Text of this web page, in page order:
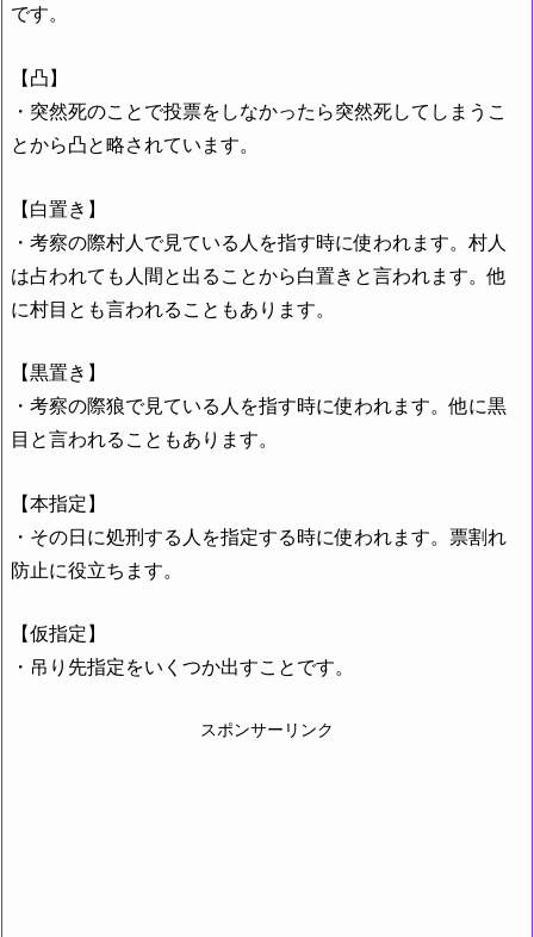
です。
【凸】
・突然死のことで投票をしなかったら突然死してしまうこ
とから凸と略されています。
【白置き】
・考察の際村人で見ている人を指す時に使われます。村人
は占われても人間と出ることから白置きと言われます。他
に村目とも言われることもあります。
【黒置き】
・考察の際狼で見ている人を指す時に使われます。他に黒
目と言われることもあります。
【本指定】
・その日に処刑する人を指定する時に使われます。票割れ
防止に役立ちます。
【仮指定】
・吊り先指定をいくつか出すことです。
スポンサーリンク